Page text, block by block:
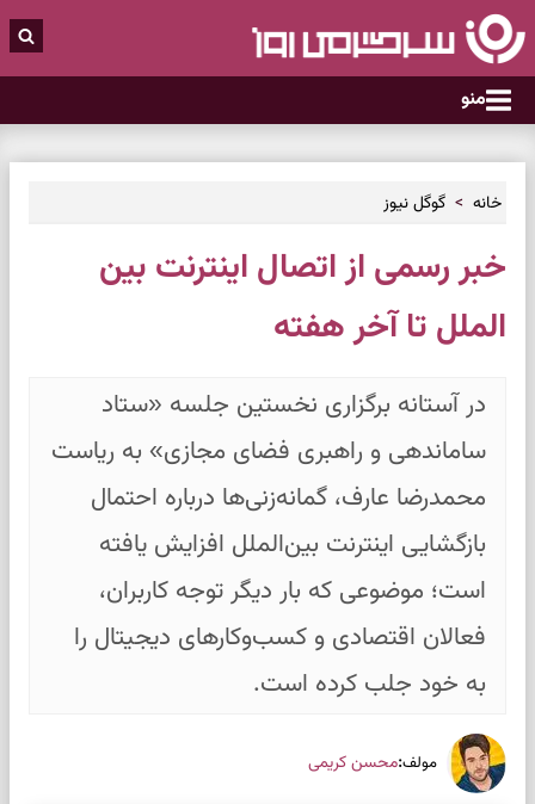
منو
خانه گوگل نیوز
خبر رسمی از اتصال اینترنت بین
الملل تا آخر هفته
در آستانه برگزاری نخستین جلسه «ستاد
ساماندهی و راهبری فضای مجازی» به ریاست
محمدرضا عارف، گمانه‌زنی‌ها درباره احتمال
بازگشایی اینترنت بین‌الملل افزایش یافته
است؛ موضوعی که بار دیگر توجه کاربران،
فعالان اقتصادی و کسب‌وکارهای دیجیتال را
به خود جلب کرده است.
مولف:محسن کریمی